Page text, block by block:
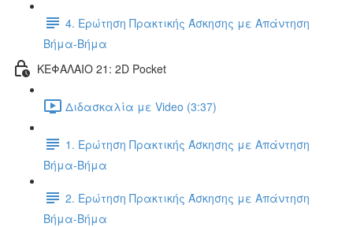
4. Ερώτηση Πρακτικής Άσκησης με Απάντηση
Βήμα-Βήμα
ΚΕΦΑΛΑΙΟ 21: 2D Pocket
Διδασκαλία με Video (3:37)
1. Ερώτηση Πρακτικής Άσκησης με Απάντηση
Βήμα-Βήμα
2. Ερώτηση Πρακτικής Άσκησης με Απάντηση
Βήμα-Βήμα